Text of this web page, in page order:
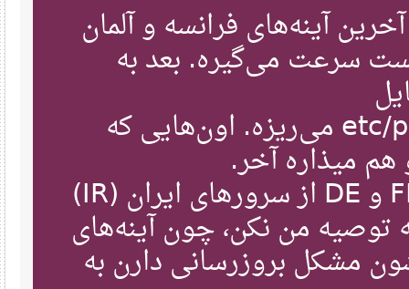
۲۰ تا از آخرین آینه‌های فرانسه و آلمان
سرعت می‌گیره. بعد به
/etc/pacman.d/mirrorlist می‌ریزه. اون‌هایی که
میذاره آخر.
البته می‌تونی به جای FR و DE از سرورهای ایران (IR)
من نکن، چون آینه‌های
مشکل بروزرسانی دارن به